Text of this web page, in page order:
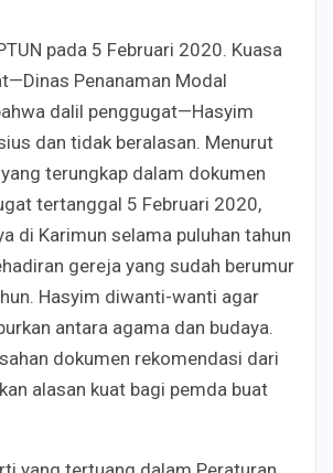
pada 5 Februari 2020. Kuasa
Penanaman Modal
dalil penggugat—Hasyim
dan tidak beralasan. Menurut
terungkap dalam dokumen
tertanggal 5 Februari 2020,
di Karimun selama puluhan tahun
gereja yang sudah berumur
Hasyim diwanti-wanti agar
antara agama dan budaya.
dokumen rekomendasi dari
alasan kuat bagi pemda buat